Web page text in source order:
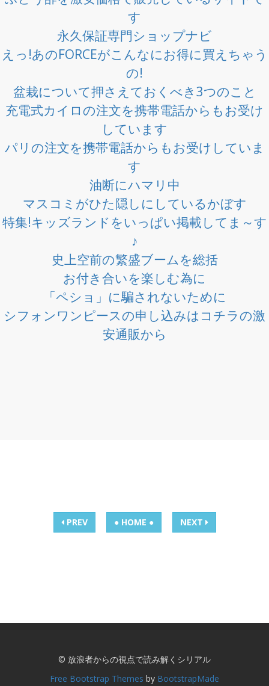
す
永久保証専門ショップナビ
えっ!あのFORCEがこんなにお得に買えちゃう
の!
盆栽について押さえておくべき3つのこと
充電式カイロの注文を携帯電話からもお受け
しています
パリの注文を携帯電話からもお受けしていま
す
油断にハマリ中
マスコミがひた隠しにしているかぼす
特集!キッズランドをいっぱい掲載してま～す
♪
史上空前の繁盛ブームを総括
お付き合いを楽しむ為に
「ペショ」に騙されないために
シフォンワンピースの申し込みはコチラの激
安通販から
PREV ● HOME ● NEXT
© 放浪者からの視点で読み解くシリアル
Free Bootstrap Themes by BootstrapMade